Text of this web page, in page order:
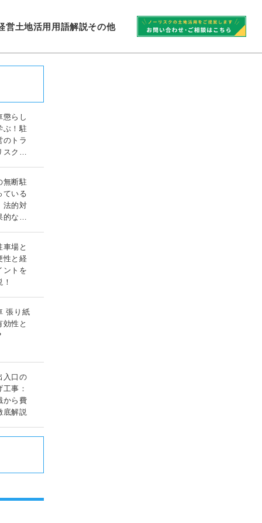
営土地活用 用語解説その他
懲らし
ぶ！駐
のトラ
ク対
無断駐
ている
法的対
な対
車場と
性と経
ントを
張り紙
効性と
入口の
事：
から費
底解説